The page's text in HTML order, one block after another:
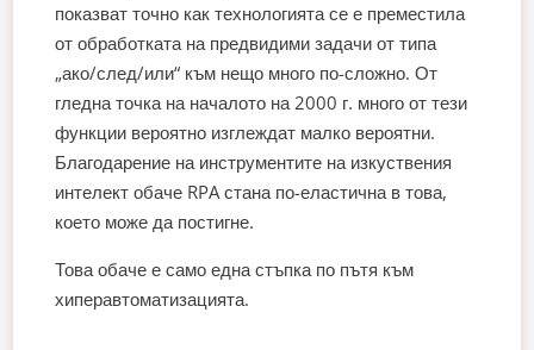
показват точно как технологията се е преместила
от обработката на предвидими задачи от типа
„ако/след/или“ към нещо много по-сложно. От
гледна точка на началото на 2000 г. много от тези
функции вероятно изглеждат малко вероятни.
Благодарение на инструментите на изкуствения
интелект обаче RPA стана по-еластична в това,
което може да постигне.
Това обаче е само една стъпка по пътя към
хиперавтоматизацията.